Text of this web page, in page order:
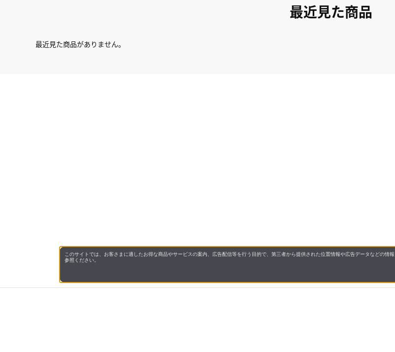
最近見た商品
最近見た商品がありません。
このサイトでは、お客さまに適したお得な商品やサービスの案内、広告配信等を行う目的で、第三者から提供された位置情報や広告データなどの情
参照ください。